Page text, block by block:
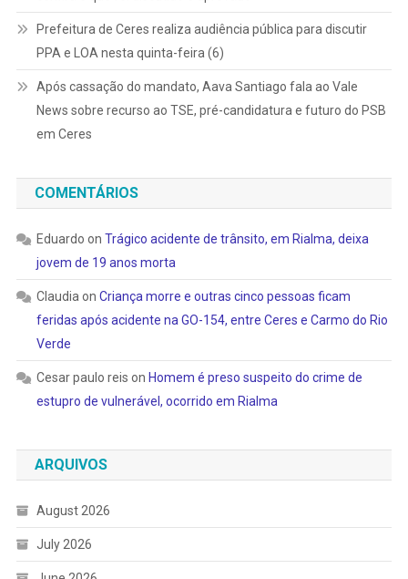
Prefeitura de Ceres realiza audiência pública para discutir
PPA e LOA nesta quinta-feira (6)
Após cassação do mandato, Aava Santiago fala ao Vale
News sobre recurso ao TSE, pré-candidatura e futuro do PSB
em Ceres
COMENTÁRIOS
Eduardo on Trágico acidente de trânsito, em Rialma, deixa
jovem de 19 anos morta
Claudia on Criança morre e outras cinco pessoas ficam
feridas após acidente na GO-154, entre Ceres e Carmo do Rio
Verde
Cesar paulo reis on Homem é preso suspeito do crime de
estupro de vulnerável, ocorrido em Rialma
ARQUIVOS
August 2026
July 2026